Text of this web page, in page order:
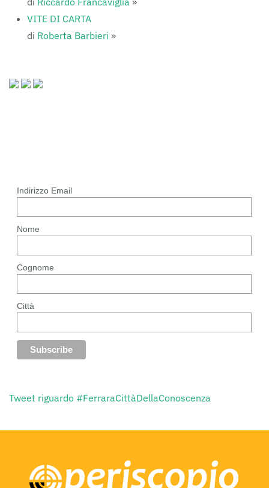
VITE DI CARTA
di Roberta Barbieri »
Indirizzo Email
Nome
Cognome
Città
Tweet riguardo #FerraraCittàDellaConoscenza